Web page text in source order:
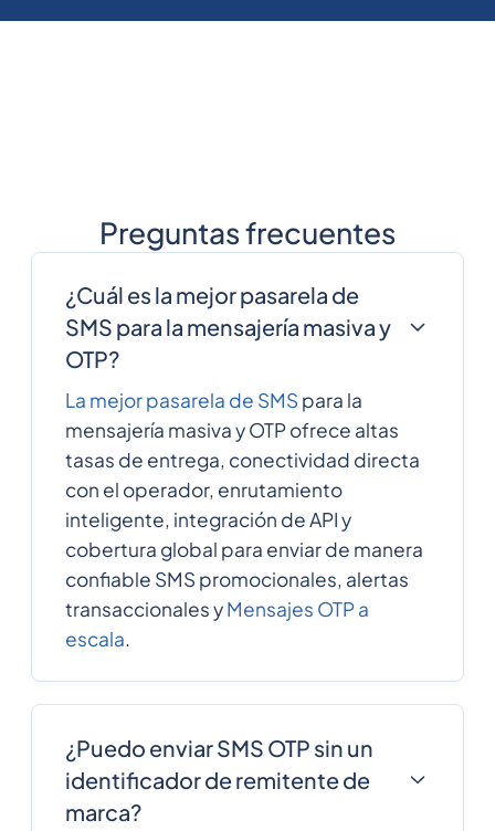
Preguntas frecuentes
¿Cuál es la mejor pasarela de
SMS para la mensajería masiva y
OTP?
La mejor pasarela de SMS para la
mensajería masiva y OTP ofrece altas
tasas de entrega, conectividad directa
con el operador, enrutamiento
inteligente, integración de API y
cobertura global para enviar de manera
confiable SMS promocionales, alertas
transaccionales yMensajes OTP a
escala.
¿Puedo enviar SMS OTP sin un
identificador de remitente de
marca?